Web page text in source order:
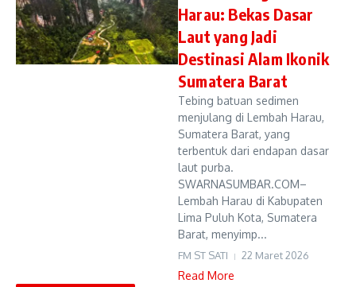
Harau: Bekas Dasar
Laut yang Jadi
Destinasi Alam Ikonik
Sumatera Barat
Tebing batuan sedimen
menjulang di Lembah Harau,
Sumatera Barat, yang
terbentuk dari endapan dasar
laut purba.
SWARNASUMBAR.COM–
Lembah Harau di Kabupaten
Lima Puluh Kota, Sumatera
Barat, menyimp...
FM ST SATI 22 Maret 2026
Read More